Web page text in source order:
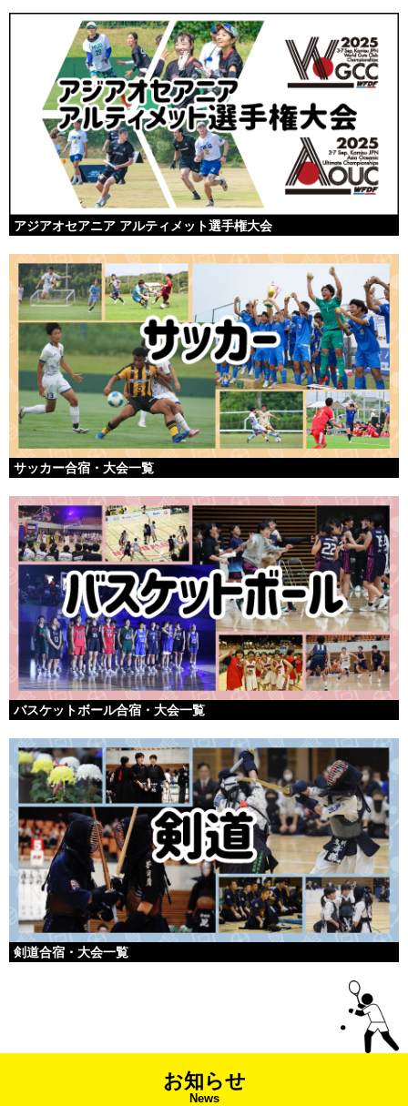
アジアオセアニア アルティメット選手権大会
サッカー合宿・大会一覧
バスケットボール合宿・大会一覧
剣道合宿・大会一覧
お知らせ
News